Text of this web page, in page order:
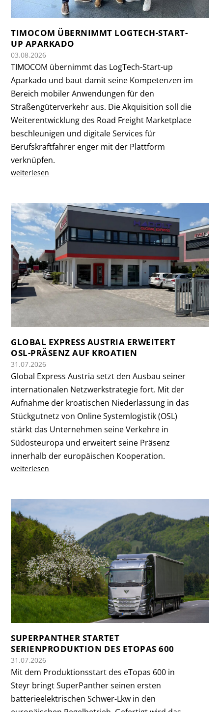
TIMOCOM ÜBERNIMMT LOGTECH-START-
UP APARKADO
03.08.2026
TIMOCOM übernimmt das LogTech-Start-up
Aparkado und baut damit seine Kompetenzen im
Bereich mobiler Anwendungen für den
Straßengüterverkehr aus. Die Akquisition soll die
Weiterentwicklung des Road Freight Marketplace
beschleunigen und digitale Services für
Berufskraftfahrer enger mit der Plattform
verknüpfen.
weiterlesen
GLOBAL EXPRESS AUSTRIA ERWEITERT
OSL-PRÄSENZ AUF KROATIEN
31.07.2026
Global Express Austria setzt den Ausbau seiner
internationalen Netzwerkstrategie fort. Mit der
Aufnahme der kroatischen Niederlassung in das
Stückgutnetz von Online Systemlogistik (OSL)
stärkt das Unternehmen seine Verkehre in
Südosteuropa und erweitert seine Präsenz
innerhalb der europäischen Kooperation.
weiterlesen
SUPERPANTHER STARTET
SERIENPRODUKTION DES ETOPAS 600
31.07.2026
Mit dem Produktionsstart des eTopas 600 in
Steyr bringt SuperPanther seinen ersten
batterieelektrischen Schwer-Lkw in den